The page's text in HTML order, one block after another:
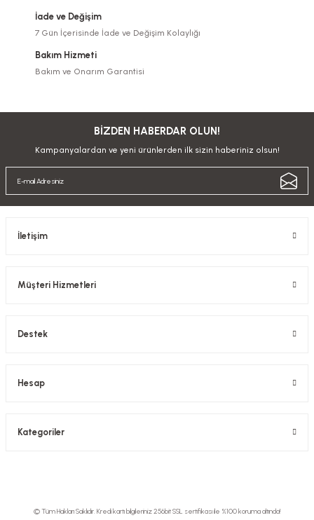
İade ve Değişim
7 Gün İçerisinde İade ve Değişim Kolaylığı
Bakım Hizmeti
Bakım ve Onarım Garantisi
BİZDEN HABERDAR OLUN!
Kampanyalardan ve yeni ürünlerden ilk sizin haberiniz olsun!
İletişim
Müşteri Hizmetleri
Destek
Hesap
Kategoriler
© Tüm Hakları Saklıdır. Kredi kartı bilgileriniz 256bit SSL sertifikası ile %100 koruma altında!